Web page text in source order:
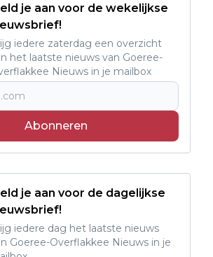
je aan voor de wekelijkse
iedere zaterdag een overzicht
het laatste nieuws van Goeree-
Nieuws in je mailbox
Abonneren
je aan voor de dagelijkse
iedere dag het laatste nieuws
Goeree-Overflakkee Nieuws in je